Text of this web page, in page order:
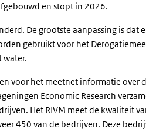
en stopt in 2026.
De grootste aanpassing is dat
gebruikt voor het
water.
voor het meetnet informatie over
Economic Research
Het RIVM meet de kwaliteit
450 van de bedrijven. Deze